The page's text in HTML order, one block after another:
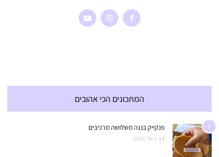
המתכונים הכי אהובים
1 פנקייק בננה משלושה מרכיבים
14 ביולי 2026